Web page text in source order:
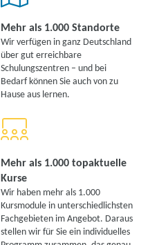
Mehr als 1.000 Standorte
Wir verfügen in ganz Deutschland
über gut erreichbare
Schulungszentren – und bei
Bedarf können Sie auch von zu
Hause aus lernen.
Mehr als 1.000 topaktuelle
Kurse
Wir haben mehr als 1.000
Kursmodule in unterschiedlichsten
Fachgebieten im Angebot. Daraus
stellen wir für Sie ein individuelles